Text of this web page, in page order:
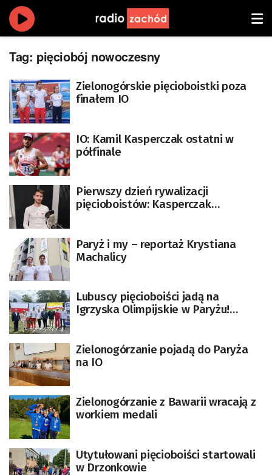
Tag: pięciobój nowoczesny
Zielonogórskie pięcioboistki poza
finałem IO
IO: Kamil Kasperczak ostatni w
półfinale
Pierwszy dzień rywalizacji
pięcioboistów: Kasperczak
Paryż i my – reportaż Krystiana
Machalicy
Lubuscy pięcioboiści jadą na
Igrzyska Olimpijskie w Paryżu!
Zielonogórzanie pojadą do Paryża
na IO
Zielonogórzanie z Bawarii wracają z
workiem medali
Utytułowani pięcioboiści startowali
w Drzonkowie